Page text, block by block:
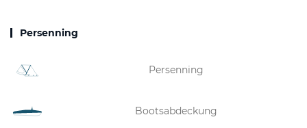
Persenning
Persenning
Bootsabdeckung